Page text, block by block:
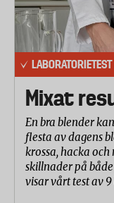
LABORATORIETEST
Mixat
En bra blender
flesta av dagens
krossa, hacka och
skillnader på
visar vårt test av